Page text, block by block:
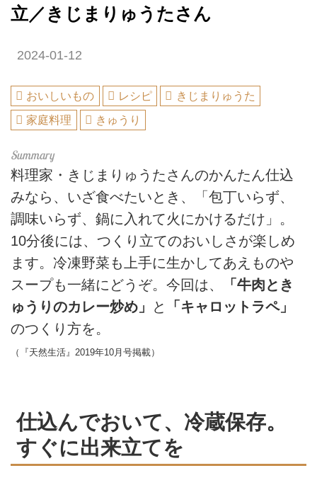
立／きじまりゅうたさん
2024-01-12
おいしいもの レシピ
きじまりゅうた
家庭料理
きゅうり
料理家・きじまりゅうたさんのかんたん仕込
みなら、いざ食べたいとき、「包丁いらず、
調味いらず、鍋に入れて火にかけるだけ」。
10分後には、つくり立てのおいしさが楽しめ
ます。冷凍野菜も上手に生かしてあえものや
スープも一緒にどうぞ。今回は、
「牛肉とき
ゅうりのカレー炒め」
と
「キャロットラペ」
のつくり方を。
（『天然生活』2019年10月号掲載）
仕込んでおいて、冷蔵保存。
すぐに出来立てを